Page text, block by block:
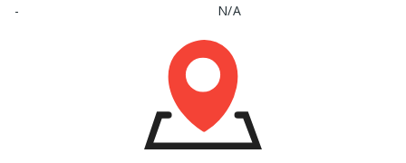
- N/A